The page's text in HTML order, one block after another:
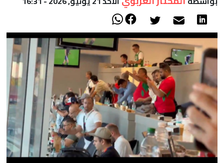
الصحراء